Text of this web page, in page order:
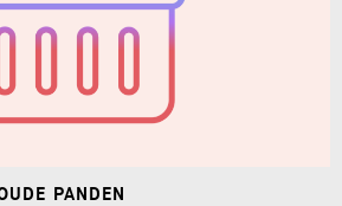
PANDEN